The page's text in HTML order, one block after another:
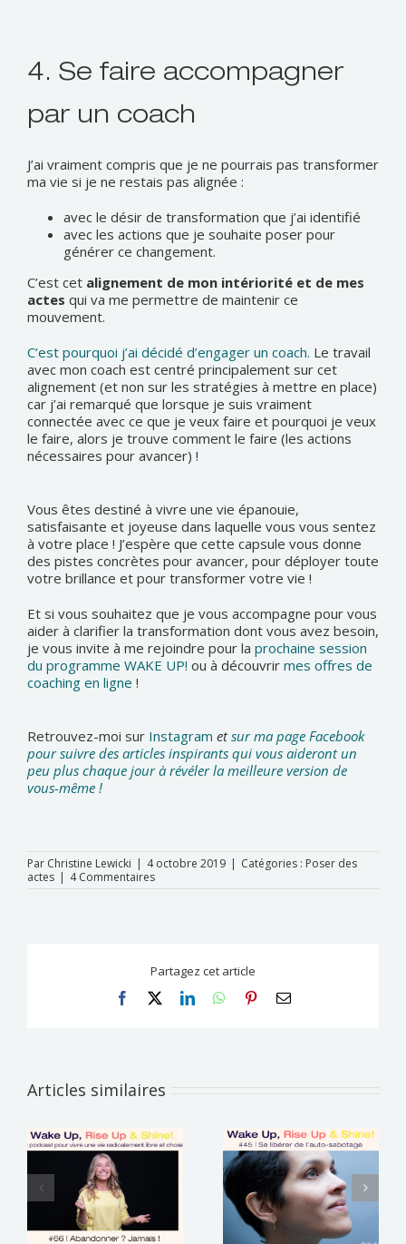
4. Se faire accompagner
par un coach
J’ai vraiment compris que je ne pourrais pas transformer
ma vie si je ne restais pas alignée :
avec le désir de transformation que j’ai identifié
avec les actions que je souhaite poser pour
générer ce changement.
C’est cet alignement de mon intériorité et de mes
actes qui va me permettre de maintenir ce
mouvement.
C’est pourquoi j’ai décidé d’engager un coach. Le travail
avec mon coach est centré principalement sur cet
alignement (et non sur les stratégies à mettre en place)
car j’ai remarqué que lorsque je suis vraiment
connectée avec ce que je veux faire et pourquoi je veux
le faire, alors je trouve comment le faire (les actions
nécessaires pour avancer) !
Vous êtes destiné à vivre une vie épanouie,
satisfaisante et joyeuse dans laquelle vous vous sentez
à votre place ! J’espère que cette capsule vous donne
des pistes concrètes pour avancer, pour déployer toute
votre brillance et pour transformer votre vie !
Et si vous souhaitez que je vous accompagne pour vous
aider à clarifier la transformation dont vous avez besoin,
je vous invite à me rejoindre pour la prochaine session
du programme WAKE UP! ou à découvrir mes offres de
coaching en ligne !
Retrouvez-moi sur Instagram et sur ma page Facebook
pour suivre des articles inspirants qui vous aideront un
peu plus chaque jour à révéler la meilleure version de
vous-même !
Par Christine Lewicki | 4 octobre 2019 | Catégories : Poser des
actes | 4 Commentaires
Partagez cet article
Facebook LinkedInWhatsApp
PinterestEmail
Articles similaires